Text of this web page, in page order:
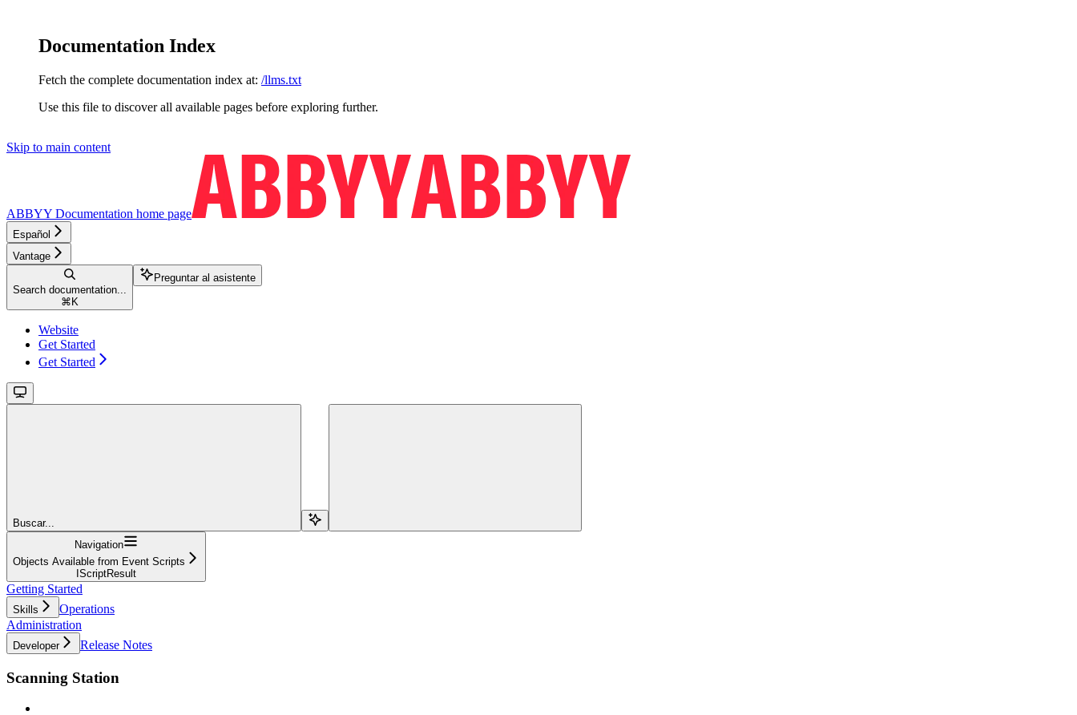
Documentation Index
Fetch the complete documentation index at: /llms.txt
Use this file to discover all available pages before exploring further.
Skip to main content
ABBYY Documentation home page
Español
Vantage
Search documentation...
⌘ K
Preguntar al asistente
Website
Get Started
Get Started
Buscar...
Navigation
Objects Available from Event Scripts
IScriptResult
Getting Started
Skills
Operations
Administration
Developer Release Notes
Scanning Station